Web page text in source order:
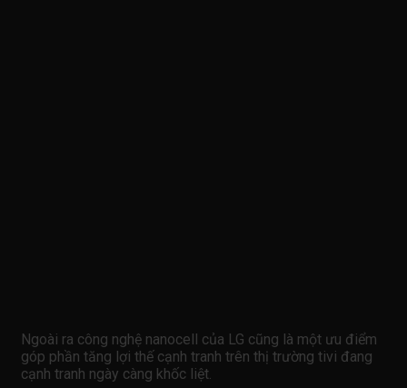
Ngoài ra công nghệ nanocell của LG cũng là một ưu điểm
góp phần tăng lợi thế cạnh tranh trên thị trường tivi đang
cạnh tranh ngày càng khốc liệt.